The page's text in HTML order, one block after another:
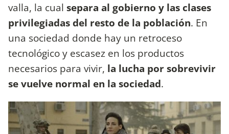
valla, la cual separa al gobierno y las clases
privilegiadas del resto de la población. En
una sociedad donde hay un retroceso
tecnológico y escasez en los productos
necesarios para vivir, la lucha por sobrevivir
se vuelve normal en la sociedad.